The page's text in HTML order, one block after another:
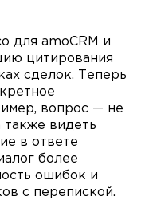
для amoCRM и
цитирования
сделок. Теперь
вопрос — не
также видеть
в ответе
более
ошибок и
с перепиской.